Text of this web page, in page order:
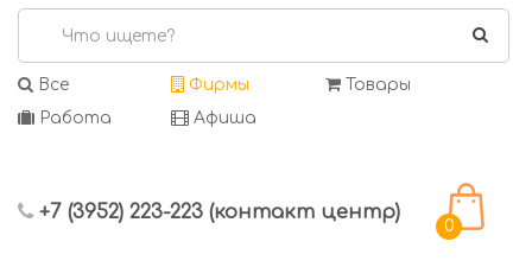
Все Фирмы
Товары
Работа
Афиша
+7 (3952) 223-223 (контакт центр)
0